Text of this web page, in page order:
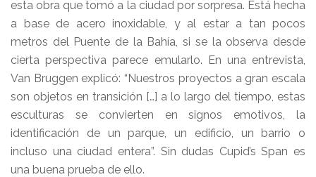
esta obra que tomó a la ciudad por sorpresa. Está hecha
a base de acero inoxidable, y al estar a tan pocos
metros del Puente de la Bahía, si se la observa desde
cierta perspectiva parece emularlo. En una entrevista,
Van Bruggen explicó: “Nuestros proyectos a gran escala
son objetos en transición […] a lo largo del tiempo, estas
esculturas se convierten en signos emotivos, la
identificación de un parque, un edificio, un barrio o
incluso una ciudad entera”. Sin dudas Cupid’s Span es
una buena prueba de ello.